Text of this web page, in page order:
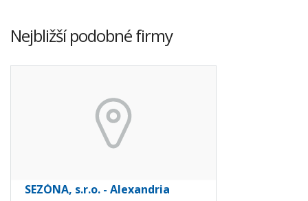
Nejbližší podobné firmy
SEZÓNA, s.r.o. - Alexandria